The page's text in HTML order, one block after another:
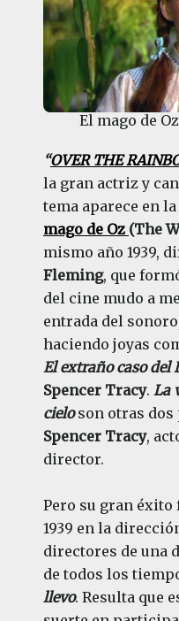
El mago de
“OVER THE
la gran actriz y
tema aparece en
mago de Oz (The
mismo año 1939,
Fleming, que
del cine mudo a
entrada del
haciendo joyas
El extraño caso del
Spencer Tracy. La
cieloson otras dos
Spencer Tracy,
director.
Pero su gran
1939 en la
directores de una
de todos los
llevo. Resulta que